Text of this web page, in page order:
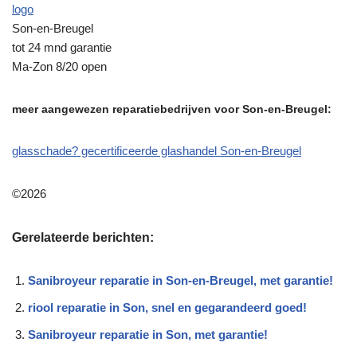
logo
Son-en-Breugel
tot 24 mnd garantie
Ma-Zon 8/20 open
meer aangewezen reparatiebedrijven voor Son-en-Breugel:
glasschade? gecertificeerde glashandel Son-en-Breugel
©2026
Gerelateerde berichten:
Sanibroyeur reparatie in Son-en-Breugel, met garantie!
riool reparatie in Son, snel en gegarandeerd goed!
Sanibroyeur reparatie in Son, met garantie!